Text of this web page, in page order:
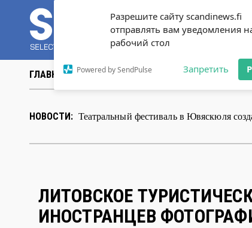
Разрешите сайту scandinews.fi
отправлять вам уведомления
рабочий стол
Powered by SendPulse Запретить
ГЛАВНАЯ НОВОСТИ СТАТЬИ ВИДЕО
НОВОСТИ: Театральный фестиваль в Ювяскюля
ЛИТОВСКОЕ
ИНОСТРАНЦЕВ